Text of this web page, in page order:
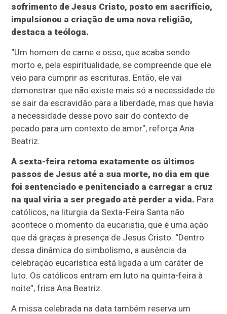
sofrimento de Jesus Cristo, posto em sacrifício,
impulsionou a criação de uma nova religião,
destaca a teóloga.
“Um homem de carne e osso, que acaba sendo
morto e, pela espiritualidade, se compreende que ele
veio para cumprir as escrituras. Então, ele vai
demonstrar que não existe mais só a necessidade de
se sair da escravidão para a liberdade, mas que havia
a necessidade desse povo sair do contexto de
pecado para um contexto de amor”, reforça Ana
Beatriz.
A sexta-feira retoma exatamente os últimos
passos de Jesus até a sua morte, no dia em que
foi sentenciado e penitenciado a carregar a cruz
na qual viria a ser pregado até perder a vida. Para
católicos, na liturgia da Sexta-Feira Santa não
acontece o momento da eucaristia, que é uma ação
que dá graças à presença de Jesus Cristo. “Dentro
dessa dinâmica do simbolismo, a ausência da
celebração eucarística está ligada a um caráter de
luto. Os católicos entram em luto na quinta-feira à
noite”, frisa Ana Beatriz.
A missa celebrada na data também reserva um